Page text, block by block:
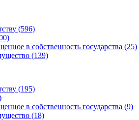
(596)
в собственность государства (25)
(139)
(195)
в собственность государства (9)
(18)